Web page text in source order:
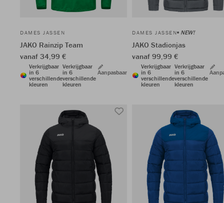
DAMES JASSEN
JAKO Rainzip Team
vanaf 34,99 €
Verkrijgbaar
in 6
verschillende
kleuren
Verkrijgbaar
in 6
verschillende
kleuren
Aanpasbaar
DAMES JASSEN NEW!
JAKO Stadionjas
vanaf 99,99 €
Verkrijgbaar
in 6
verschillende
kleuren
Verkrijgbaar
in 6
verschillende
kleuren